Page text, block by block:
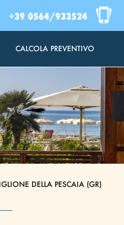
CALCOLA PREVENTIVO
+39 0564/933524
DELLA PESCAIA (GR)